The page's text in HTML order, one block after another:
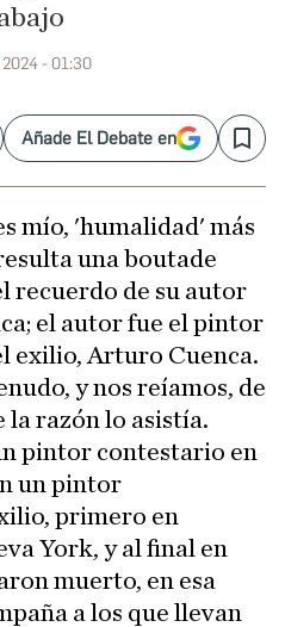
- 01:30
Añade El Debate en Save
mío, 'humalidad' más
una boutade
recuerdo de su autor
el autor fue el pintor
exilio, Arturo Cuenca.
y nos reíamos, de
la razón lo asistía.
pintor contestario en
un pintor
primero en
York, y al final en
muerto, en esa
a los que llevan